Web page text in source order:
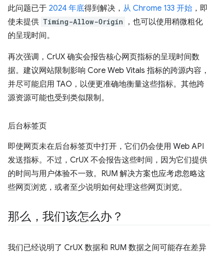
此问题已于 2024 年底得到解决， 从 Chrome 133 开始 ，即
使未提供 Timing-Allow-Origin
，也可以使用稍微粗化
的呈现时间。
再次强调，CrUX 确实会报告核心网页指标的呈现时间数
据。建议网站限制影响 Core Web Vitals 指标的跨源内容，
并尽可能启用 TAO，以便更准确地衡量这些指标。其他跨
源资源可能也受到类似限制。
后台标签页
即使网页未在后台标签页中打开，它们仍会使用 Web API
发送指标。不过，CrUX 不会报告这些时间，因为它们提供
的时间与用户体验不一致。RUM 解决方案也应考虑忽略这
些网页浏览，或者至少说明如何处理这些网页浏览。
那么，我们该怎么办？
我们已经说明了 CrUX 数据和 RUM 数据之间可能存在差异